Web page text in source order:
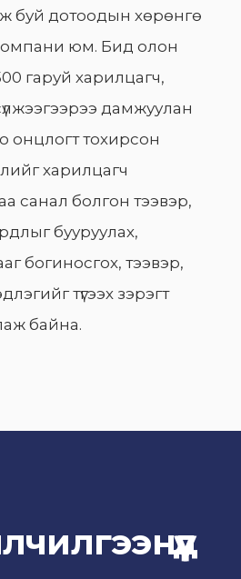
буй дотоодын хөрөнгө
юм. Бид олон
гаруй харилцагч,
дамжуулан
онцлогт тохирсон
харилцагч
санал болгон тээвэр,
бууруулах,
богиносгох, тээвэр,
түгээх зэрэгт
байна.